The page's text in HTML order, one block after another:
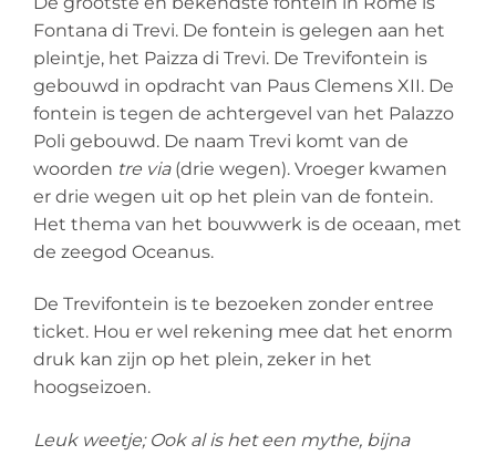
Fontana di Trevi. De fontein is gelegen aan het
pleintje, het Paizza di Trevi. De Trevifontein is
gebouwd in opdracht van Paus Clemens XII. De
fontein is tegen de achtergevel van het Palazzo
Poli gebouwd. De naam Trevi komt van de
woorden tre via(drie wegen). Vroeger kwamen
er drie wegen uit op het plein van de fontein.
Het thema van het bouwwerk is de oceaan, met
de zeegod Oceanus.
De Trevifontein is te bezoeken zonder entree
ticket. Hou er wel rekening mee dat het enorm
druk kan zijn op het plein, zeker in het
hoogseizoen.
Leuk weetje; Ook al is het een mythe, bijna